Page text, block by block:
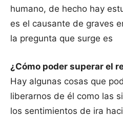
humano, de hecho hay
es el causante de graves
la pregunta que surge es
¿Cómo poder superar el
Hay algunas cosas que
liberarnos de él como las
los sentimientos de ira